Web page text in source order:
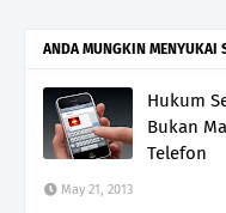
ANDA MUNGKIN MENYUKAI
Hukum
Bukan
Telefon
May 21, 2013